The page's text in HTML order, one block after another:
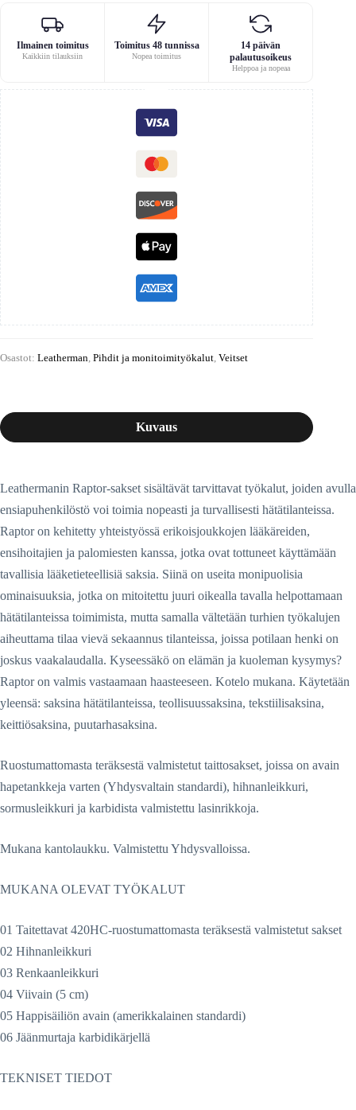
Ilmainen toimitus
Kaikkiin tilauksiin
Toimitus 48 tunnissa
Nopea toimitus
14 päivän
palautusoikeus
Helppoa ja nopeaa
Osastot: Leatherman Pihdit ja monitoimityökalut Veitset
Kuvaus
Leathermanin Raptor-sakset sisältävät tarvittavat työkalut, joiden avulla
ensiapuhenkilöstö voi toimia nopeasti ja turvallisesti hätätilanteissa.
Raptor on kehitetty yhteistyössä erikoisjoukkojen lääkäreiden,
ensihoitajien ja palomiesten kanssa, jotka ovat tottuneet käyttämään
tavallisia lääketieteellisiä saksia. Siinä on useita monipuolisia
ominaisuuksia, jotka on mitoitettu juuri oikealla tavalla helpottamaan
hätätilanteissa toimimista, mutta samalla vältetään turhien työkalujen
aiheuttama tilaa vievä sekaannus tilanteissa, joissa potilaan henki on
joskus vaakalaudalla. Kyseessäkö on elämän ja kuoleman kysymys?
Raptor on valmis vastaamaan haasteeseen. Kotelo mukana. Käytetään
yleensä: saksina hätätilanteissa, teollisuussaksina, tekstiilisaksina,
keittiösaksina, puutarhasaksina.
Ruostumattomasta teräksestä valmistetut taittosakset, joissa on avain
hapetankkeja varten (Yhdysvaltain standardi), hihnanleikkuri,
sormusleikkuri ja karbidista valmistettu lasinrikkoja.
Mukana kantolaukku. Valmistettu Yhdysvalloissa.
MUKANA OLEVAT TYÖKALUT
01 Taitettavat 420HC-ruostumattomasta teräksestä valmistetut sakset
02 Hihnanleikkuri
03 Renkaanleikkuri
04 Viivain (5 cm)
05 Happisäiliön avain (amerikkalainen standardi)
06 Jäänmurtaja karbidikärjellä
TEKNISET TIEDOT